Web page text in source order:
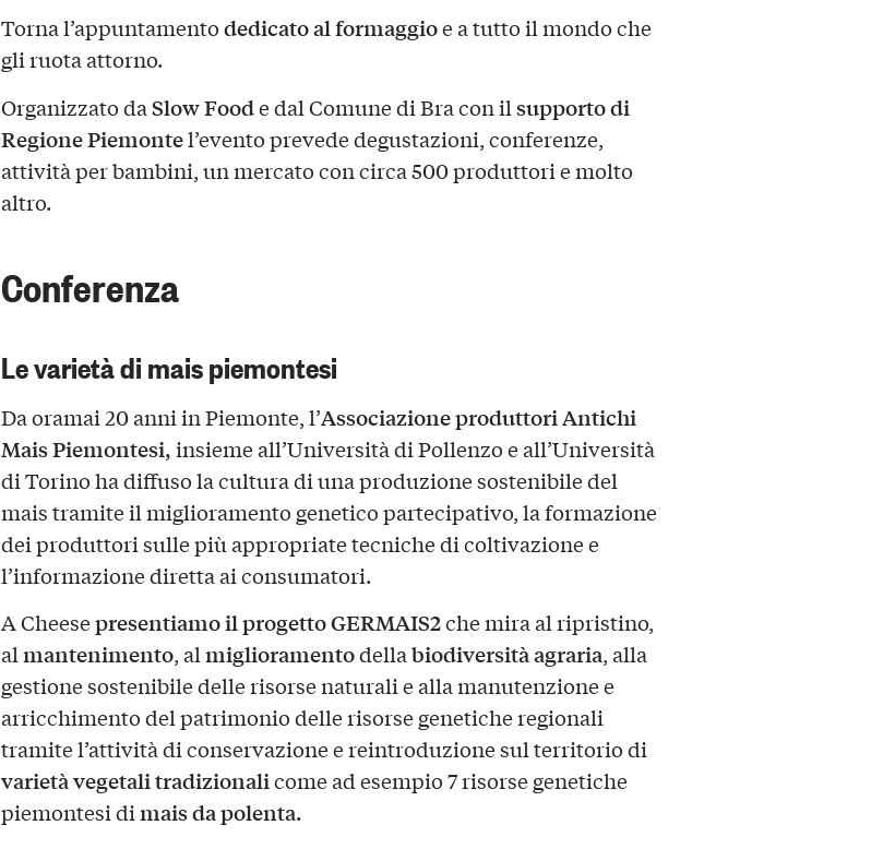
Torna l’appuntamentodedicato al formaggioe a tutto il mondo che
gli ruota attorno.
Organizzato daSlow Foode dal Comune di Bra con ilsupporto di
Regione Piemontel’evento prevede degustazioni, conferenze,
attività per bambini, un mercato con circa 500 produttori e molto
altro.
Conferenza
Le varietà di mais piemontesi
Da oramai 20 anni in Piemonte, l’Associazione produttori Antichi
Mais Piemontesi,insieme all’Università di Pollenzo e all’Università
di Torino ha diffuso la cultura di una produzione sostenibile del
mais tramite il miglioramento genetico partecipativo, la formazione
dei produttori sulle più appropriate tecniche di coltivazione e
l’informazione diretta ai consumatori.
A Cheesepresentiamo il progetto GERMAIS2che mira al ripristino,
almantenimento, almiglioramentodellabiodiversità agraria, alla
gestione sostenibile delle risorse naturali e alla manutenzione e
arricchimento del patrimonio delle risorse genetiche regionali
tramite l’attività di conservazione e reintroduzione sul territorio di
varietà vegetali tradizionalicome ad esempio 7 risorse genetiche
piemontesi dimais da polenta.